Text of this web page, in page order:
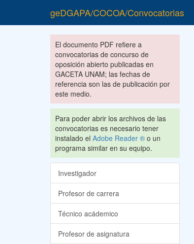
geDGAPA/COCOA/Convocatorias
El documento PDF refiere a
convocatorias de concurso de
oposición abierto publicadas en
GACETA UNAM; las fechas de
referencia son las de publicación por
este medio.
Para poder abrir los archivos de las
convocatorias es necesario tener
instalado el Adobe Reader ® o un
programa similar en su equipo.
Investigador
Profesor de carrera
Técnico acádemico
Profesor de asignatura